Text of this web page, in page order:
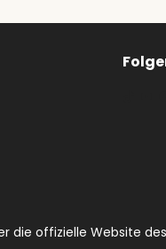
die offizielle Website